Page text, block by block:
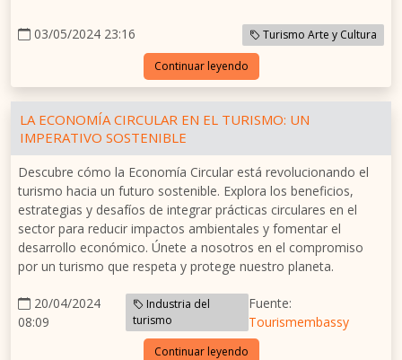
03/05/2024 23:16 Turismo Arte y Cultura
Continuar leyendo
LA ECONOMÍA CIRCULAR EN EL TURISMO: UN
IMPERATIVO SOSTENIBLE
Descubre cómo la Economía Circular está revolucionando el
turismo hacia un futuro sostenible. Explora los beneficios,
estrategias y desafíos de integrar prácticas circulares en el
sector para reducir impactos ambientales y fomentar el
desarrollo económico. Únete a nosotros en el compromiso
por un turismo que respeta y protege nuestro planeta.
20/04/2024
08:09
Industria del
turismo
Fuente:
Tourismembassy
Continuar leyendo